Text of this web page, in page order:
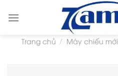
Trang chủ / Máy chiếu mới